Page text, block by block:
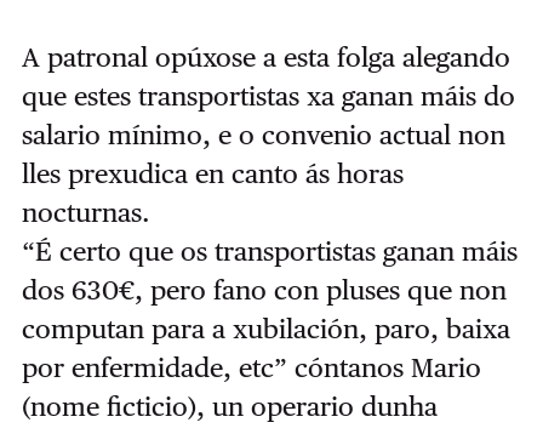
A patronal opúxose a esta folga alegando
que estes transportistas xa ganan máis do
salario mínimo, e o convenio actual non
lles prexudica en canto ás horas
nocturnas.
“É certo que os transportistas ganan máis
dos 630€, pero fano con pluses que non
computan para a xubilación, paro, baixa
por enfermidade, etc” cóntanos Mario
(nome ficticio), un operario dunha